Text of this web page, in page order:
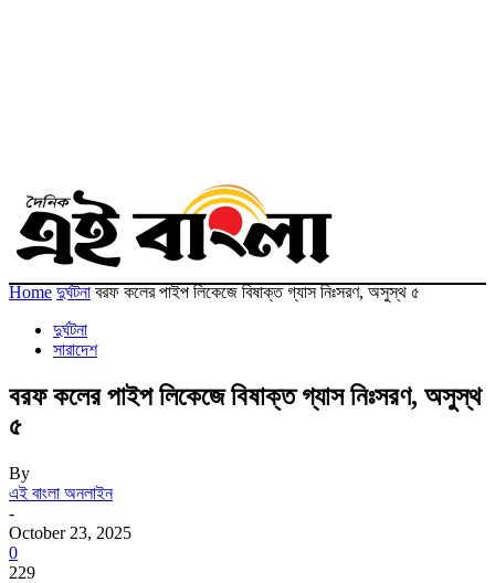
Home দুর্ঘটনা বরফ কলের পাইপ লিকেজে বিষাক্ত গ্যাস নিঃসরণ, অসুস্থ ৫
দুর্ঘটনা
সারাদেশ
বরফ কলের পাইপ লিকেজে বিষাক্ত গ্যাস নিঃসরণ, অসুস্থ
৫
By
এই বাংলা অনলাইন
-
October 23, 2025
0
229